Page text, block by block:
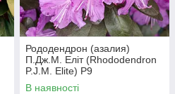
Рододендрон (азалия)
П.Дж.М. Еліт (Rhododendron
P.J.M. Elite) Р9
В наявності